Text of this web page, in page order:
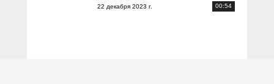
22 декабря 2023 г. 00:54